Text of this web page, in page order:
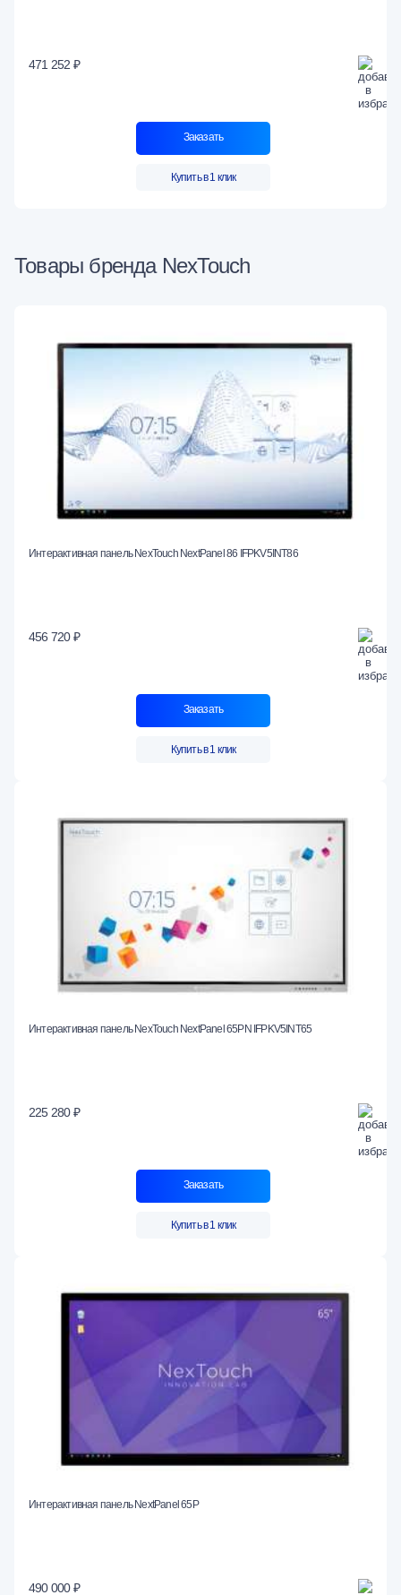
471 252 ₽
Заказать
Купить в 1 клик
Товары бренда NexTouch
Интерактивная панель NexTouch NextPanel 86 IFPKV5INT86
456 720 ₽
Заказать
Купить в 1 клик
Интерактивная панель NexTouch NextPanel 65PN IFPKV5INT65
225 280 ₽
Заказать
Купить в 1 клик
Интерактивная панель NextPanel 65P
490 000 ₽